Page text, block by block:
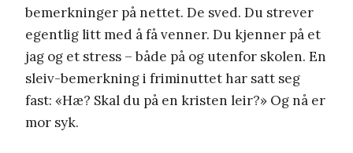
bemerkninger på nettet. De sved. Du strever
egentlig litt med å få venner. Du kjenner på et
jag og et stress – både på og utenfor skolen. En
sleiv-bemerkning i friminuttet har satt seg
fast: «Hæ? Skal du på en kristen leir?» Og nå er
mor syk.